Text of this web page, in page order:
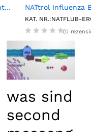
NATtrol BV Positive Control (6 X 0.15mL)
KAT. NR.:NATFLUB-
(0
was sind
second